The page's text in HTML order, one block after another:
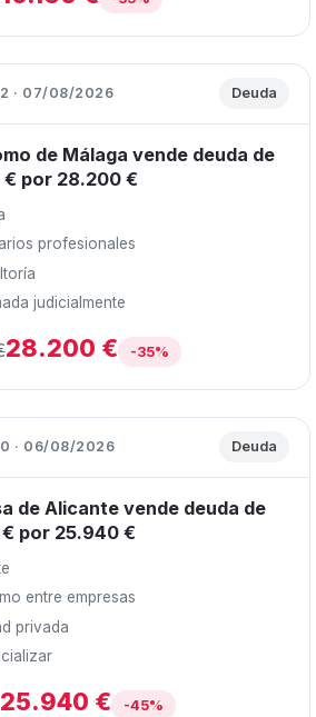
· 07/08/2026 Deuda
de Málaga vende deuda de
por 28.200 €
profesionales
judicialmente
28.200 € -35%
· 06/08/2026 Deuda
de Alicante vende deuda de
por 25.940 €
entre empresas
privada
25.940 € -45%